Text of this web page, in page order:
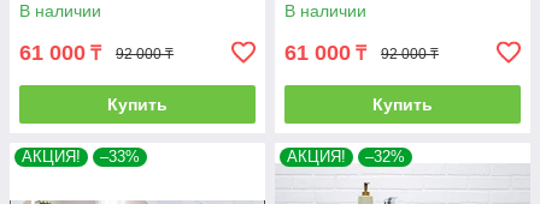
В наличии
61 000 ₸ 92 000 ₸
Купить
В наличии
61 000 ₸ 92 000 ₸
Купить
АКЦИЯ! –33% АКЦИЯ! –32%